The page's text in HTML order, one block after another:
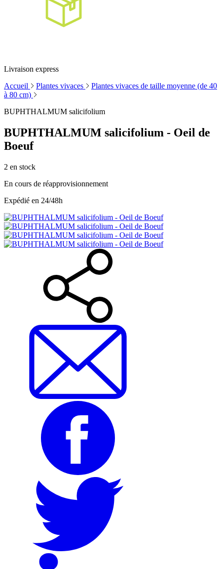
Livraison express
Accueil
Plantes vivaces
Plantes vivaces de taille moyenne (de 40
à 80 cm)
BUPHTHALMUM salicifolium
BUPHTHALMUM salicifolium - Oeil de
Boeuf
2 en stock
En cours de réapprovisionnement
Expédié en 24/48h